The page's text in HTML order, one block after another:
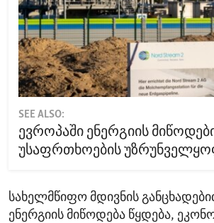
SEE ALSO:
ევროპაში ენერგიის
უსაფრთხოების
სახელმწიფო მდივნის
ენერგიის მიწოდება წყდება,